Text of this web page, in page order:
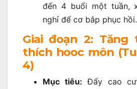
đến 4 buổi một tuần,
nghỉ để cơ bắp phục hồi.
Giai đoạn 2:
thích hooc môn
4)
Mục tiêu: Đẩy cao